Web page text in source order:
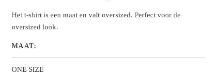
Het t-shirt is een maat en valt oversized. Perfect voor de
oversized look.
MAAT:
ONE SIZE